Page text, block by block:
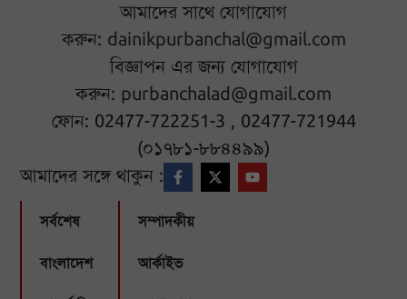
আমাদের সাথে যোগাযোগ
করুন: dainikpurbanchal@gmail.com
বিজ্ঞাপন এর জন্য যোগাযোগ
করুন: purbanchalad@gmail.com
ফোন: 02477-722251-3 , 02477-721944
(০১৭৮১-৮৮৪৪৯৯)
আমাদের সঙ্গে থাকুন :
সর্বশেষ
বাংলাদেশ
সম্পাদকীয়
আর্কাইভ